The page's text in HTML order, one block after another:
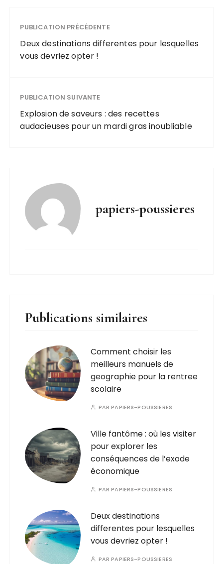
pour la
scolaire
PUBLICATION PRÉCÉDENTE
Deux destinations differentes pour lesquelles
vous devriez opter !
PUBLICATION SUIVANTE
Explosion de saveurs : des recettes
audacieuses pour un mardi gras inoubliable
papiers-poussieres
Publications similaires
Comment choisir les
meilleurs manuels de
geographie pour la rentree
scolaire
PARPAPIERS-POUSSIERES
Ville fantôme : où les visiter
pour explorer les
conséquences de l’exode
économique
PARPAPIERS-POUSSIERES
Deux destinations
differentes pour lesquelles
vous devriez opter !
PARPAPIERS-POUSSIERES